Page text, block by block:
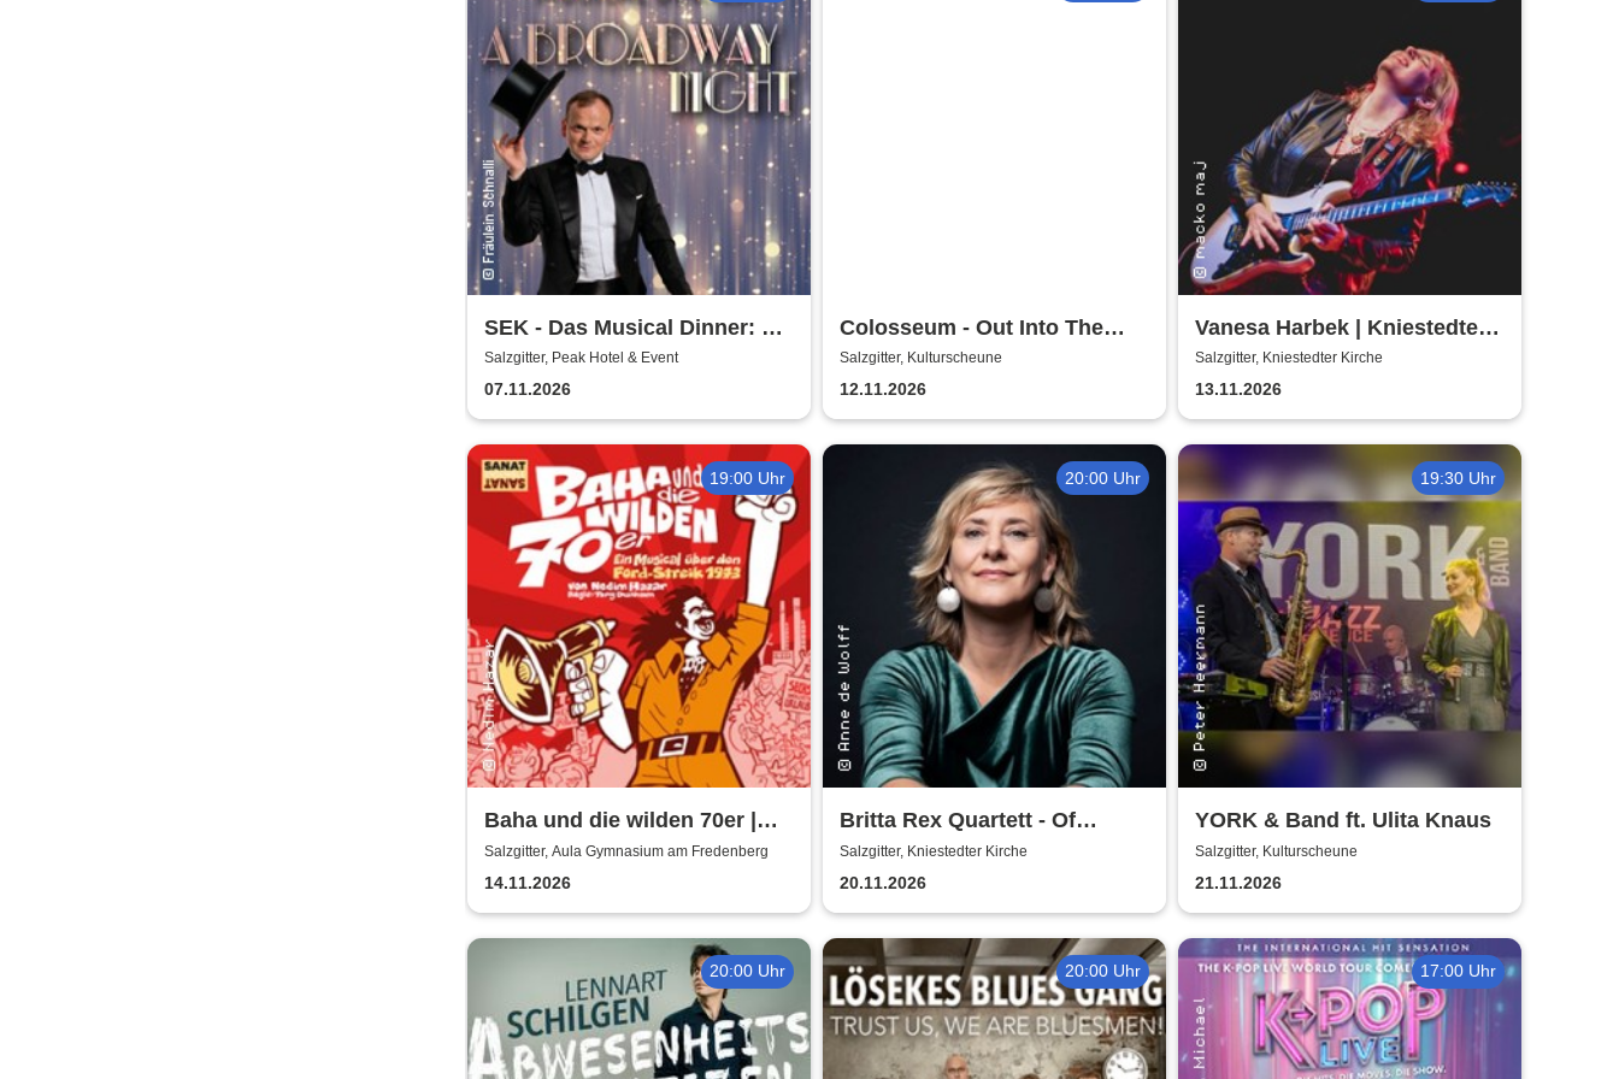
SEK - Das Musical Dinner: A
Broadway Night
Salzgitter, Peak Hotel & Event
07.11.2026
Colosseum - Out Into The
Fields
Salzgitter, Kulturscheune
12.11.2026
Vanesa Harbek | Kniestedter
Kirche
Salzgitter, Kniestedter Kirche
13.11.2026
19:00 Uhr
Baha und die wilden 70er |
Aula Gymnasium am
Fredenberg
Salzgitter, Aula Gymnasium am Fredenberg
14.11.2026
20:00 Uhr
Britta Rex Quartett - Of
Witches, Queens & Heroines
Salzgitter, Kniestedter Kirche
20.11.2026
19:30 Uhr
YORK & Band ft. Ulita Knaus
Salzgitter, Kulturscheune
21.11.2026
20:00 Uhr 20:00 Uhr 17:00 Uhr